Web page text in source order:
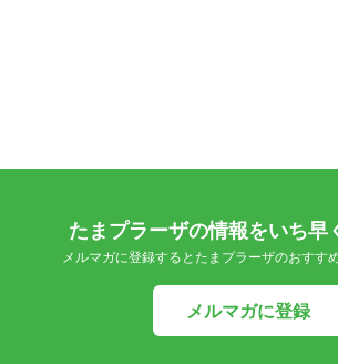
たまプラーザの情報をいち早
メルマガに登録するとたまプラーザのおすす
メルマガに登録